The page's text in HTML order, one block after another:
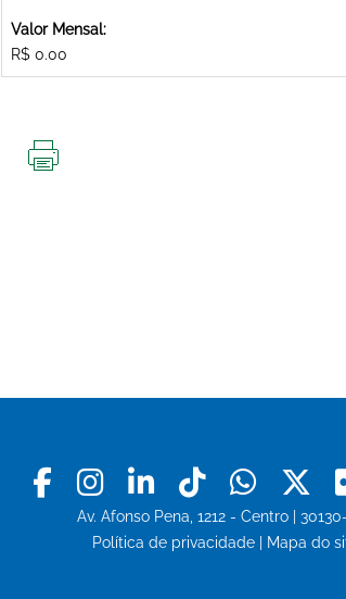
Valor Mensal:
R$ 0.00
Facebook
Instagram
LinkedinTiktok X
Av. Afonso Pena, 1212 - Centro |
Política de privacidade
Mapa do